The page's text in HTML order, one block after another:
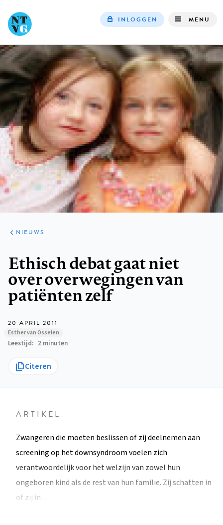
navigation
INLOGGEN MENU
ARTIKELEN
HET
KORT
NIEUWS
Ethisch debat gaat niet
over overwegingen van
patiënten zelf
20 APRIL 2011
Esther van Osselen
Leestijd 2 minuten
Citeren
ARTIKEL
Zwangeren die moeten beslissen of zij deelnemen aan
screening op het downsyndroom voelen zich
verantwoordelijk voor het welzijn van zowel hun
ongeboren kind als de rest van hun familie. Zij schatten in
of zij in…